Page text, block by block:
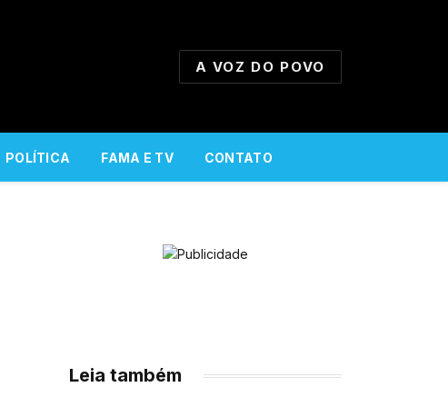
A VOZ DO POVO
POLÍTICA FAMA E TV CONTATO
Leia também